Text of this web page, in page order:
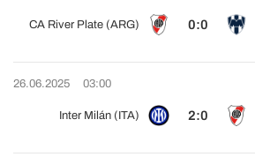
CA River Plate (ARG) 0:0
26.06.2025 03:00
Inter Milán (ITA) 2:0